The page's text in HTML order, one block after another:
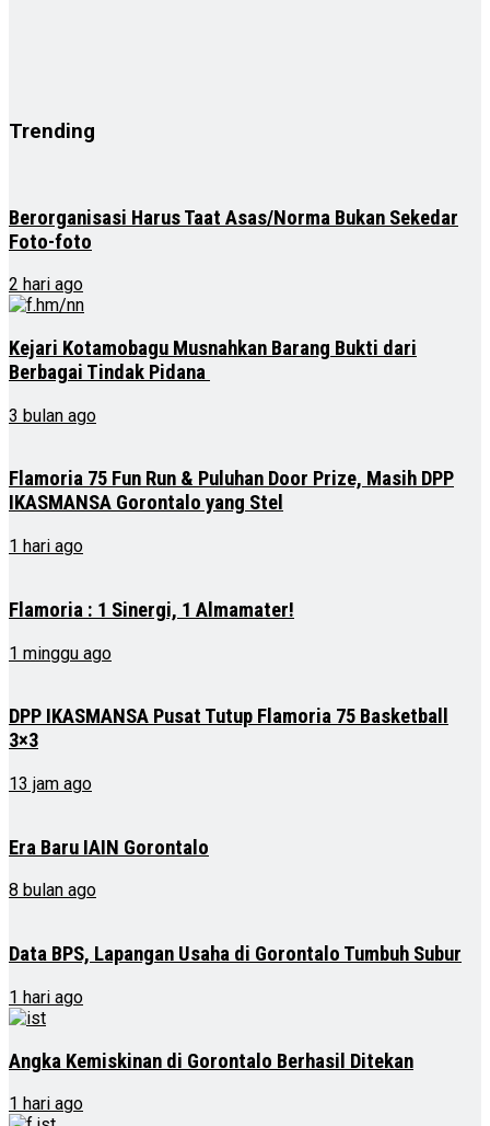
Trending
Berorganisasi Harus Taat Asas/Norma Bukan Sekedar
Foto-foto
2 hari ago
Kejari Kotamobagu Musnahkan Barang Bukti dari
Berbagai Tindak Pidana
3 bulan ago
Flamoria 75 Fun Run & Puluhan Door Prize, Masih DPP
IKASMANSA Gorontalo yang Stel
1 hari ago
Flamoria : 1 Sinergi, 1 Almamater!
1 minggu ago
DPP IKASMANSA Pusat Tutup Flamoria 75 Basketball
3×3
13 jam ago
Era Baru IAIN Gorontalo
8 bulan ago
Data BPS, Lapangan Usaha di Gorontalo Tumbuh Subur
1 hari ago
Angka Kemiskinan di Gorontalo Berhasil Ditekan
1 hari ago